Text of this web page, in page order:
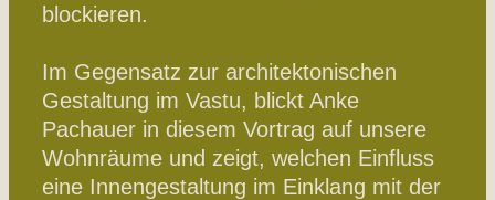
blockieren.
Im Gegensatz zur architektonischen
Gestaltung im Vastu, blickt Anke
Pachauer in diesem Vortrag auf unsere
Wohnräume und zeigt, welchen Einfluss
eine Innengestaltung im Einklang mit der